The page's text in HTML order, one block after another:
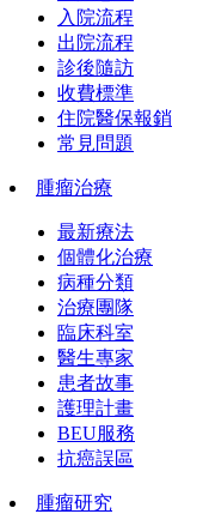
入院流程
出院流程
診後隨訪
收費標準
住院醫保報銷
常見問題
腫瘤治療
最新療法
個體化治療
病種分類
治療團隊
臨床科室
醫生專家
患者故事
護理計畫
BEU服務
抗癌誤區
腫瘤研究